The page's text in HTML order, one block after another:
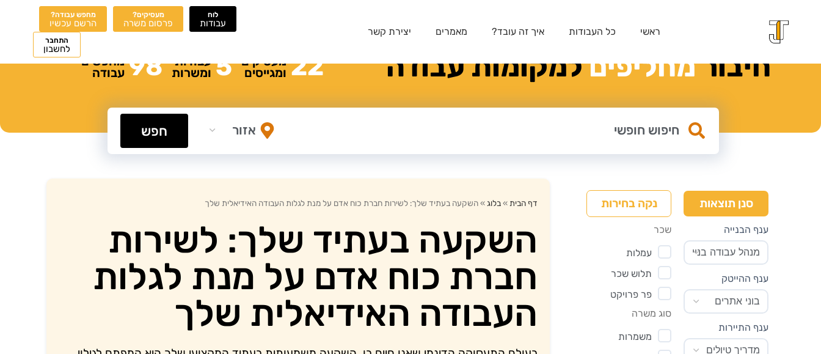
ראשי כל העבודות איך זה עובד? מאמרים יצירת קשר
לוח
עבודות
מעסיקים?
פרסום משרה
מחפש עבודה?
הרשם עכשיו
התחבר
לחשבון חיבורמחליפיםלמקומותעבודה 22 מעסיקים
ומגייסים 5 עבודות
ומשרות 98 מחפשים
עבודה
חפש
סנן תוצאות נקה בחירות
ענף הבנייה
ענף ההייטק
ענף התיירות
שכר
עמלות
תלוש שכר
פר פרויקט
סוג משרה
משמרות
דף הבית »בלוג »השקעה בעתיד שלך: לשירות חברת כוח אדם על מנת לגלות העבודה האידיאלית שלך
השקעה בעתיד שלך: לשירות
חברת כוח אדם על מנת לגלות
העבודה האידיאלית שלך